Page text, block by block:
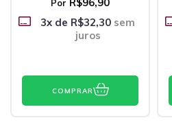
Por R$96,90
3x de R$32,30 sem
juros
COMPRAR